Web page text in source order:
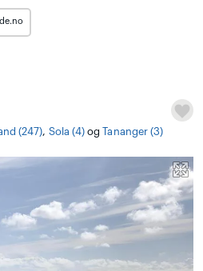
(247), Sola (4) ogTananger (3)